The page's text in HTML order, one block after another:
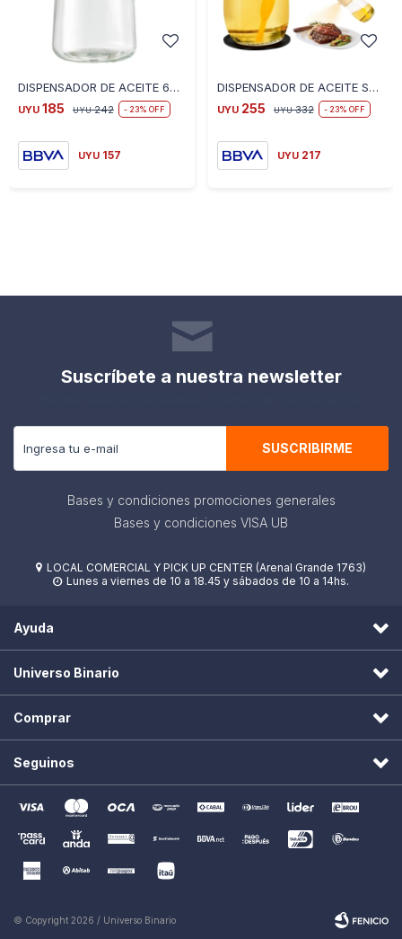
DISPENSADOR DE ACEITE 630ML GD-6 - BEIGE-OSCURO
UYU 185 UYU 242 23
UYU 157
DISPENSADOR DE ACEITE SPRAY 580ML GD-5 - BEIGE-OSCURO
UYU 255 UYU 332 23
UYU 217
Suscríbete a nuestra newsletter
SUSCRIBIRME
Bases y condiciones promociones generales
Bases y condiciones VISA UB
 LOCAL COMERCIAL Y PICK UP CENTER (Arenal Grande 1763)
 Lunes a viernes de 10 a 18.45 y sábados de 10 a 14hs.
Ayuda
Universo Binario
Comprar
Seguinos
© Copyright 2026 / Universo Binario